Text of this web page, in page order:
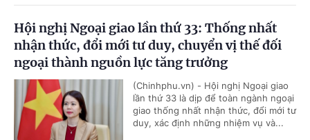
Hội nghị Ngoại giao lần thứ 33: Thống nhất
nhận thức, đổi mới tư duy, chuyển vị thế đối
ngoại thành nguồn lực tăng trưởng
(Chinhphu.vn) - Hội nghị Ngoại giao
lần thứ 33 là dịp để toàn ngành ngoại
giao thống nhất nhận thức, đổi mới tư
duy, xác định những nhiệm vụ và...